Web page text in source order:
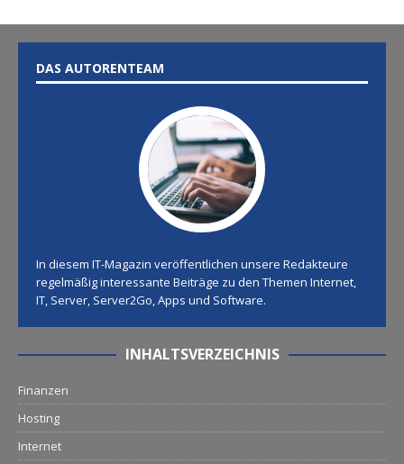
DAS AUTORENTEAM
In diesem IT-Magazin veröffentlichen unsere Redakteure
regelmäßig interessante Beiträge zu den Themen Internet,
IT, Server, Server2Go, Apps und Software.
INHALTSVERZEICHNIS
Finanzen
Hosting
Internet